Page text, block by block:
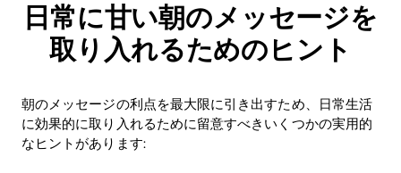
日常に甘い朝のメッセージを
取り入れるためのヒント
朝のメッセージの利点を最大限に引き出すため、日常生活
に効果的に取り入れるために留意すべきいくつかの実用的
なヒントがあります: